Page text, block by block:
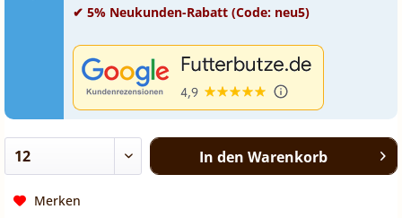
✔ 5% Neukunden-Rabatt (Code: neu5)
In den Warenkorb
Merken